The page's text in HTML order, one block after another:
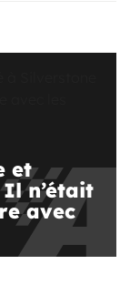
et
n’était
avec